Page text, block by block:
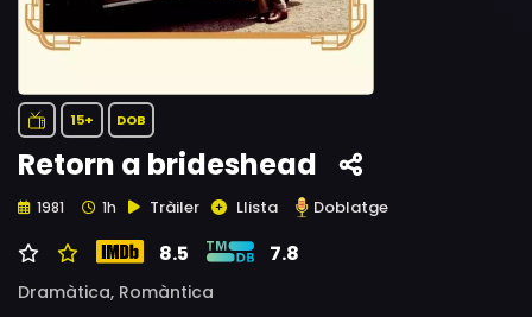
15+ DOB
Retorn a brideshead
1981 1h Tràiler Llista Doblatge
8.5 7.8
Dramàtica, Romàntica